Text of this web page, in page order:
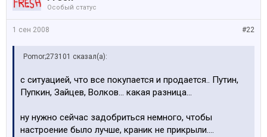
Особый статус
#22
1 сен 2008
Pomor;273101 сказал(а):
с ситуацией, что все покупается и продается.. Путин,
Пупкин, Зайцев, Волков... какая разница...
ну нужно сейчас задобриться немного, чтобы
настроение было лучше, краник не прикрыли....